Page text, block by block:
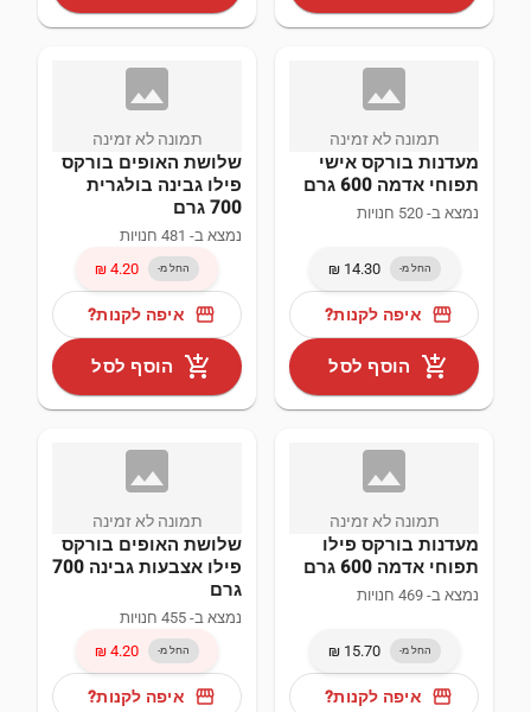
כללי (3)
לא ידוע (3)
נטו מלינדה סחר בע"מ (3)
קילוגרם (41)
בורקס (9)
יחידות בורקס (2)
חטיפים (1)
מאפים (1)
תמונה לא זמינה
מעדנות בורקס אישי
תפוחי אדמה 600 גרם
נמצא ב- 520 חנויות
החל מ- ‏14.30 ‏₪
storefront איפה לקנות?
add_shopping_cart הוסף לסל
תמונה לא זמינה
שלושת האופים בורקס
פילו גבינה בולגרית
700 גרם
נמצא ב- 481 חנויות
החל מ-
storefront איפה לקנות?
add_shopping_cart הוסף לסל
תמונה לא זמינה
מעדנות בורקס פילו
תפוחי אדמה 600 גרם
נמצא ב- 469 חנויות
החל מ- ‏15.70 ‏₪
storefront איפה לקנות?
תמונה לא זמינה
שלושת האופים בורקס
פילו אצבעות גבינה 700
גרם
נמצא ב- 455 חנויות
החל מ-
storefront איפה לקנות?